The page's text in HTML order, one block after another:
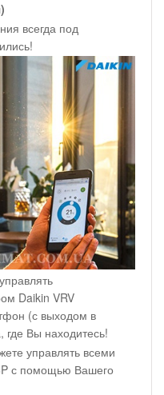
всегда под
Daikin VRV
(с выходом в
где Вы находитесь!
управлять всеми
с помощью Вашего